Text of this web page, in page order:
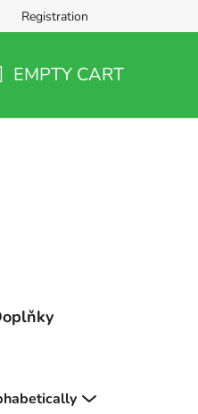
Registration
EMPTY CART